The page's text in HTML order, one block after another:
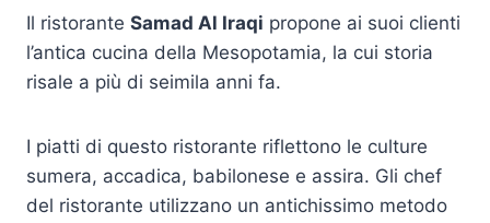
Il ristorante Samad Al Iraqi propone ai suoi clienti
l’antica cucina della Mesopotamia, la cui storia
risale a più di seimila anni fa.
I piatti di questo ristorante riflettono le culture
sumera, accadica, babilonese e assira. Gli chef
del ristorante utilizzano un antichissimo metodo